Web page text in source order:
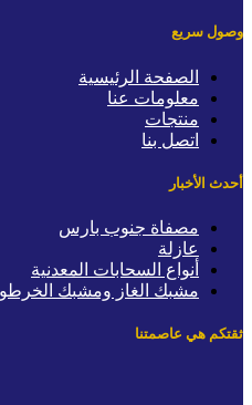
سريع
الصفحة الرئيسية
معلومات عنا
منتجات
اتصل بنا
الأخبار
مصفاة جنوب بارس
عازلة
أنواع السحابات المعدنية
مشبك الغاز ومشبك الخرطوم
هي عاصمتنا